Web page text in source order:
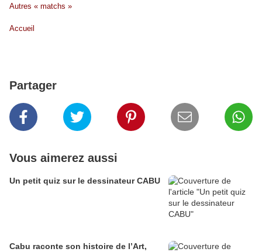
Autres « matchs »
Accueil
Partager
Vous aimerez aussi
Un petit quiz sur le dessinateur CABU
Cabu raconte son histoire de l’Art,